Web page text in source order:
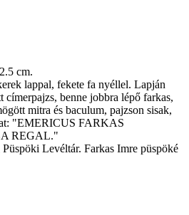
cm.
lappal, fekete fa nyéllel. Lapján
benne jobbra lépő farkas,
mitra és baculum, pajzson sisak,
"EMERICUS FARKAS
REGAL."
Püspöki Levéltár. Farkas Imre püspöké